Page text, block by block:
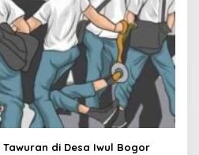
di Desa Iwul Bogor